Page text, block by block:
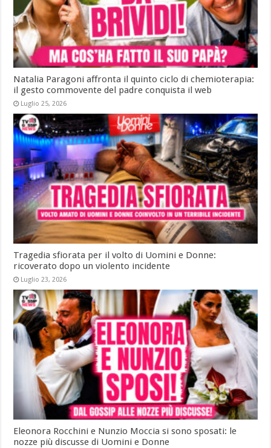
Natalia Paragoni affronta il quinto ciclo di chemioterapia:
il gesto commovente del padre conquista il web
Luglio 25, 2026
Tragedia sfiorata per il volto di Uomini e Donne:
ricoverato dopo un violento incidente
Luglio 23, 2026
Eleonora Rocchini e Nunzio Moccia si sono sposati: le
nozze più discusse di Uomini e Donne